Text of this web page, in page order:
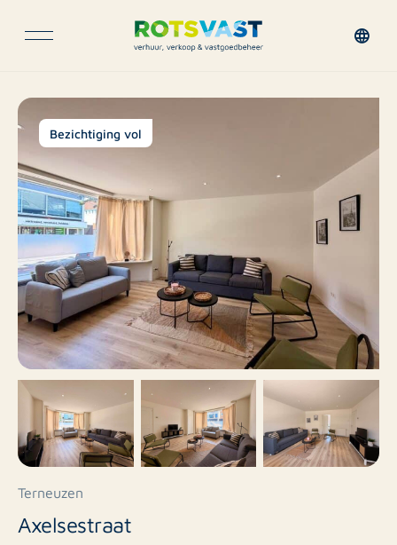
Bezichtiging vol
Terneuzen
Axelsestraat